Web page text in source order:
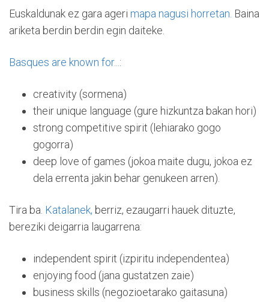
Euskaldunak ez gara ageri mapa nagusi horretan. Baina
ariketa berdin berdin egin daiteke.
Basques are known for... :
creativity (sormena)
their unique language (gure hizkuntza bakan hori)
strong competitive spirit (lehiarako gogo
gogorra)
deep love of games (jokoa maite dugu, jokoa ez
dela errenta jakin behar genukeen arren).
Tira ba. Katalanek, berriz, ezaugarri hauek dituzte,
bereziki deigarria laugarrena:
independent spirit (izpiritu independentea)
enjoying food (jana gustatzen zaie)
business skills (negozioetarako gaitasuna)